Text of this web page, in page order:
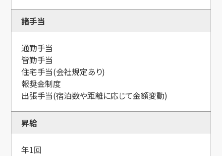
諸手当
通勤手当
皆勤手当
住宅手当(会社規定あり)
報奨金制度
出張手当(宿泊数や距離に応じて金額変動)
昇給
年1回